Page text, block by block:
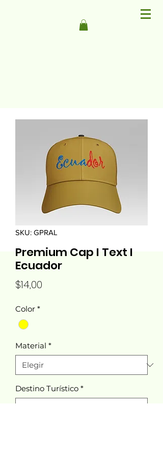
SKU: GPRAL
Premium Cap I Text I
Ecuador
$14,00
Color *
Material *
Destino Turístico *